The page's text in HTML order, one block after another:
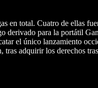
en total. Cuatro de ellas
derivado para la portátil
el único lanzamiento
adquirir los derechos